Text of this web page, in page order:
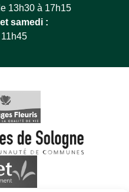
13h30 à 17h15
samedi :